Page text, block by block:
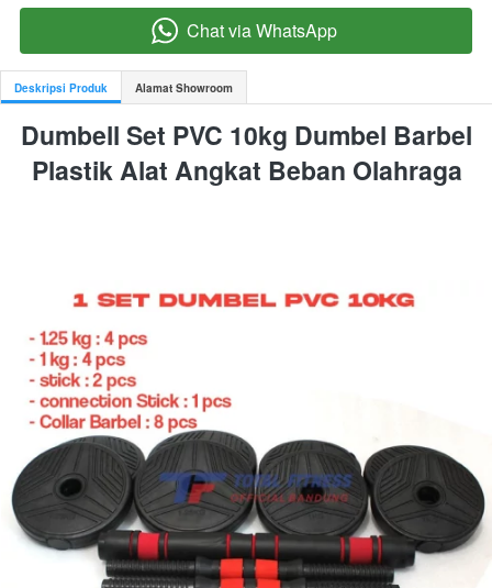
` Chat via WhatsApp
Deskripsi Produk Alamat Showroom
Dumbell Set PVC 10kg Dumbel Barbel
Plastik Alat Angkat Beban Olahraga